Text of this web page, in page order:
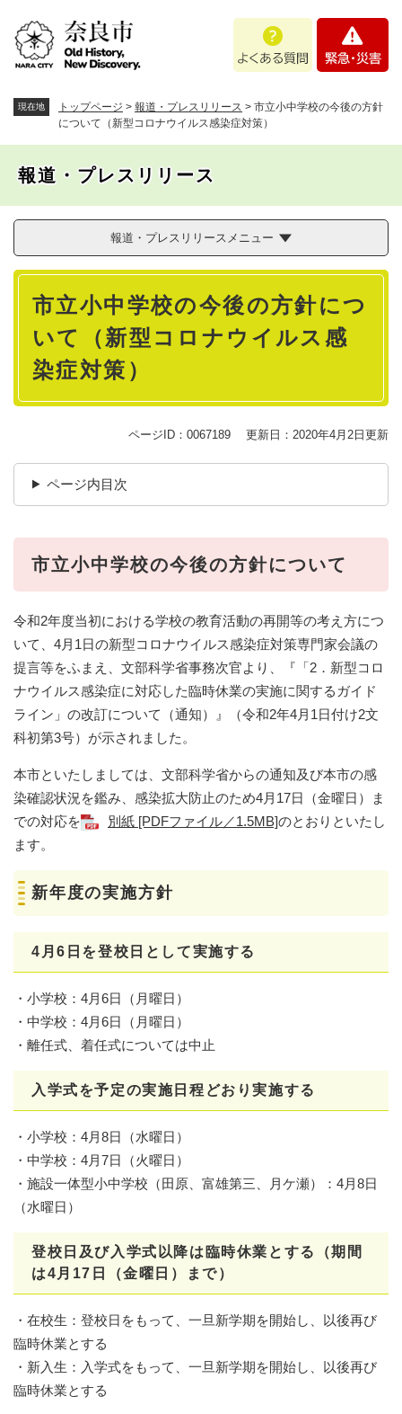
あ
問
・
現在地 トップページ > 報道・プレスリリース > 市立小中学校の今後の方針
について（新型コロナウイルス感染症対策）
報道・プレスリリース
報道・プレスリリースメニュー
本
市立小中学校の今後の方針につ
いて（新型コロナウイルス感
染症対策）
ページID：0067189 更新日：2020年4月2日更新
ページ内目次
​市立小中学校の今後の方針について
令和2年度当初における学校の教育活動の再開等の考え方につ
いて、4月1日の新型コロナウイルス感染症対策専門家会議の
提言等をふまえ、文部科学省事務次官より、『「2．新型コロ
ナウイルス感染症に対応した臨時休業の実施に関するガイド
ライン」の改訂について（通知）』（令和2年4月1日付け2文
科初第3号）が示されました。
本市といたしましては、文部科学省からの通知及び本市の感
染確認状況を鑑み、感染拡大防止のため4月17日（金曜日）ま
での対応を
別紙 [PDFファイル／1.5MB]のとおりといたし
ます。
新年度の実施方針
4月6日を登校日として実施する
・小学校：4月6日（月曜日）
・中学校：4月6日（月曜日）
・離任式、着任式については中止
入学式を予定の実施日程どおり実施する
・小学校：4月8日（水曜日）
・中学校：4月7日（火曜日）
・施設一体型小中学校（田原、富雄第三、月ケ瀬）：4月8日
（水曜日）
登校日及び入学式以降は臨時休業とする（期間
は4月17日（金曜日）まで）
・在校生：登校日をもって、一旦新学期を開始し、以後再び
臨時休業とする
・新入生：入学式をもって、一旦新学期を開始し、以後再び
臨時休業とする